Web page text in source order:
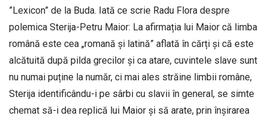
”Lexicon” de la Buda. Iată ce scrie Radu Flora despre
polemica Sterija-Petru Maior: La afirmația lui Maior că limba
română este cea „romană și latină” aflată în cărți și că este
alcătuită după pilda grecilor și ca atare, cuvintele slave sunt
nu numai puține la număr, ci mai ales străine limbii române,
Sterija identificându-i pe sârbi cu slavii în general, se simte
chemat să-i dea replică lui Maior și să arate, prin înșirarea